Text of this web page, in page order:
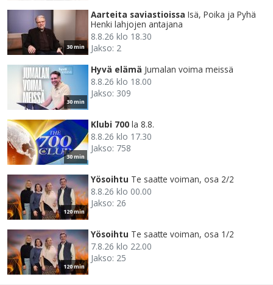
30 min
Aarteita saviastioissa Isä, Poika ja Pyhä
Henki lahjojen antajana
8.8.26 klo 18.30
Jakso: 2
30 min
Hyvä elämä Jumalan voima meissä
8.8.26 klo 18.00
Jakso: 309
30 min
Klubi 700 la 8.8.
8.8.26 klo 17.30
Jakso: 758
120 min
Yösoihtu Te saatte voiman, osa 2/2
8.8.26 klo 00.00
Jakso: 26
120 min
Yösoihtu Te saatte voiman, osa 1/2
7.8.26 klo 22.00
Jakso: 25